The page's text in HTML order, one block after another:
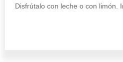
Disfrútalo con leche o con limón.